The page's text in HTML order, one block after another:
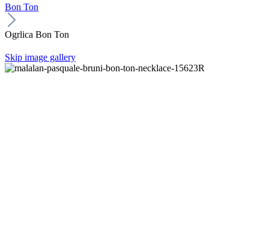
Bon Ton
Ogrlica Bon Ton
Skip image gallery